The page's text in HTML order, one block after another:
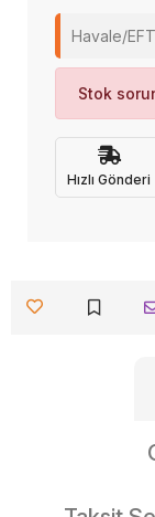
Havale/
Stok
Hızlı Gönderi